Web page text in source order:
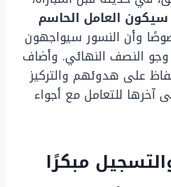
العامل الحاسم
وأن النسور سيواجهون
وجو النصف النهائي. وأضاف
على هدوئهم والتركيز
آخرها للتعامل مع أجواء
مبكرًا